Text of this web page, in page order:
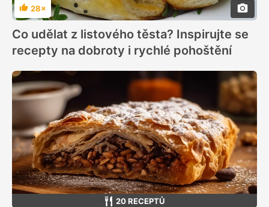
Hodnocení
28×
Co udělat z listového těsta? Inspirujte se
recepty na dobroty i rychlé pohoštění
20 RECEPTŮ